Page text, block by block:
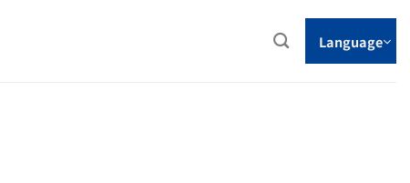
Language